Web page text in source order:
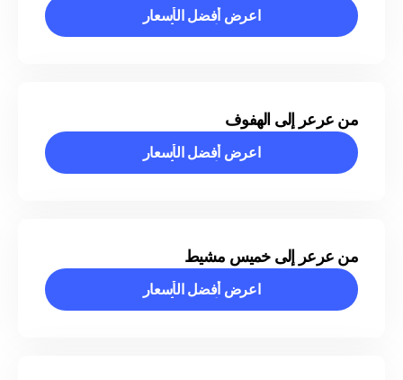
اعرض أفضل الأسعار
اعرض أفضل الأسعار
من عرعر إلى الهفوف
اعرض أفضل الأسعار
اعرض أفضل الأسعار
من عرعر إلى خميس مشيط
اعرض أفضل الأسعار
اعرض أفضل الأسعار